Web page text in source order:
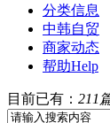
分类信息
中韩自贸
商家动态
帮助Help
目前已有： 211